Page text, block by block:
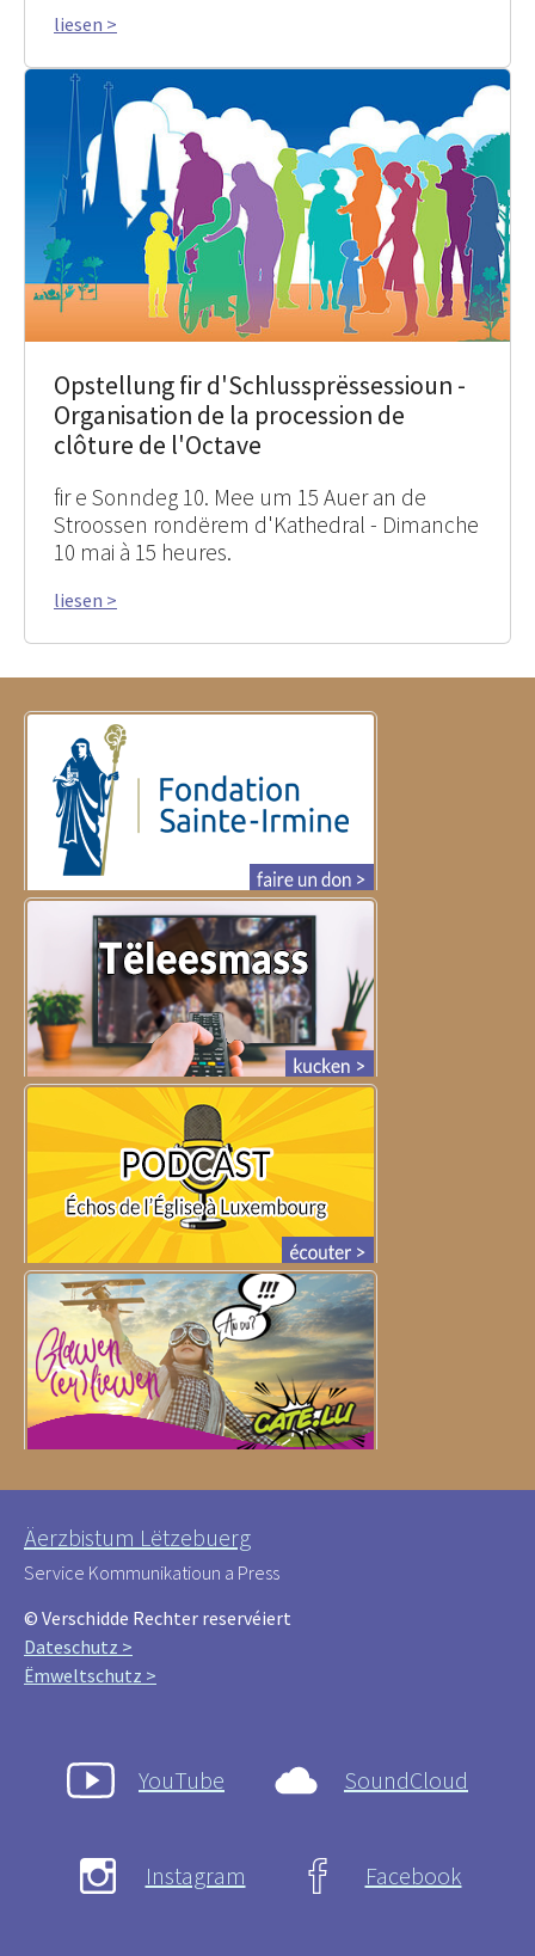
liesen >
Opstellung fir d'Schlussprëssessioun -
Organisation de la procession de
clôture de l'Octave
fir e Sonndeg 10. Mee um 15 Auer an de
Stroossen rondërem d'Kathedral - Dimanche
10 mai à 15 heures.
liesen >
Äerzbistum Lëtzebuerg
Service Kommunikatioun a Press
© Verschidde Rechter reservéiert
Dateschutz >
Ëmweltschutz >
YouTube SoundCloud
Instagram Facebook